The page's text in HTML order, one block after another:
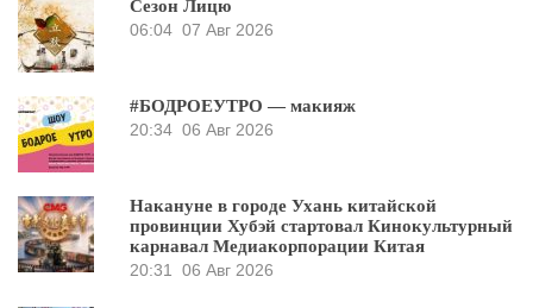
Сезон Лицю
06:04 07 Авг 2026
#БОДРОЕУТРО — макияж
20:34 06 Авг 2026
Накануне в городе Ухань китайской
провинции Хубэй стартовал Кинокультурный
карнавал Медиакорпорации Китая
20:31
06 Авг 2026